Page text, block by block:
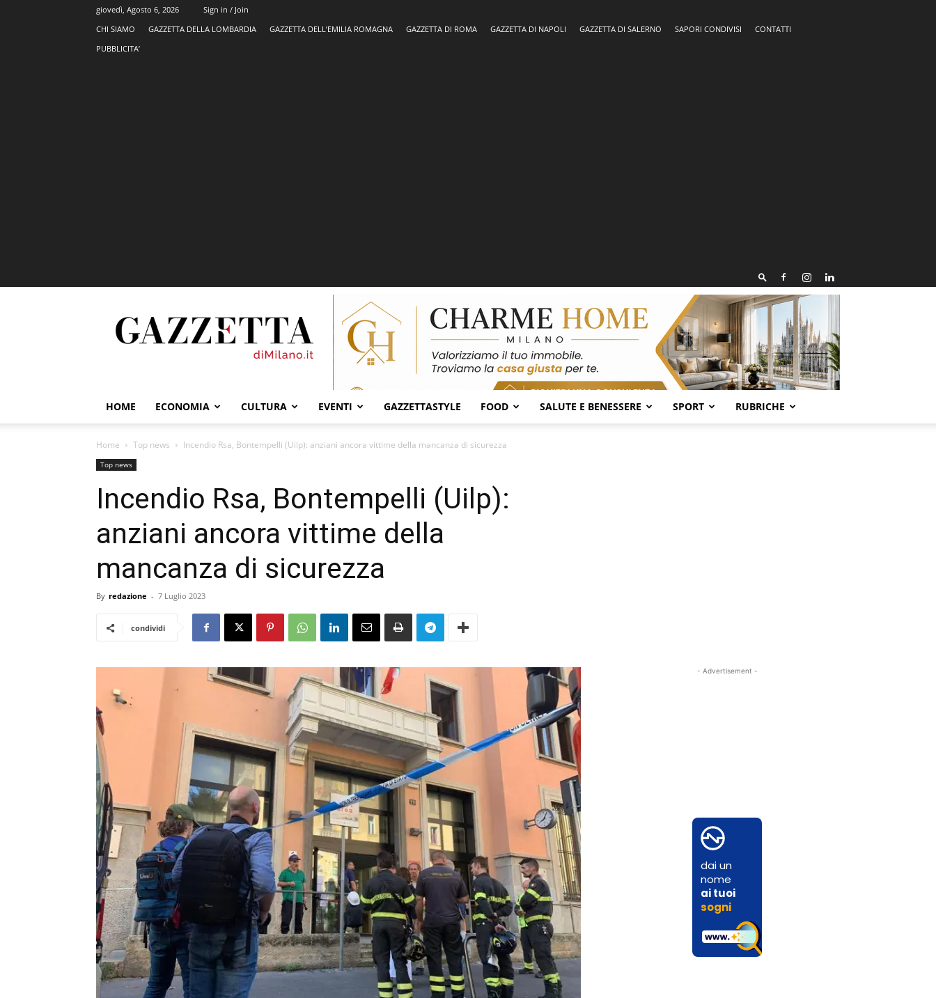
giovedì, Agosto 6, 2026
Sign in / Join
CHI SIAMO
GAZZETTA DELLA LOMBARDIA GAZZETTA DELL’EMILIA ROMAGNA GAZZETTA DI ROMA GAZZETTA DI NAPOLI GAZZETTA DI SALERNO SAPORI CONDIVISI
CONTATTI
PUBBLICITA’
HOME ECONOMIA CULTURA EVENTI GAZZETTASTYLE FOOD SALUTE E BENESSERE SPORT RUBRICHE
Home Top news Incendio Rsa, Bontempelli (Uilp): anziani ancora vittime della mancanza di sicurezza
Top news
Incendio Rsa, Bontempelli (Uilp):
anziani ancora vittime della
mancanza di sicurezza
By redazione - 7 Luglio 2023
condividi
- Advertisement -